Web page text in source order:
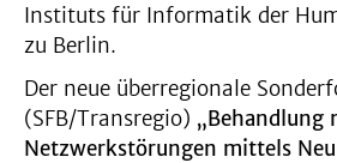
Instituts für Informatik der
zu Berlin.
Der neue überregionale
(SFB/Transregio) „Behandlung
Netzwerkstörungen mittels